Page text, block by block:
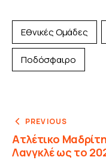
Εθνικές Ομάδες
Ποδόσφαιρο
PREVIOUS
Ατλέτικο
Λανγκλέ ως το